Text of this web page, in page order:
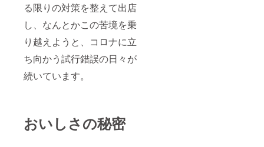
る限りの対策を整えて出店
し、なんとかこの苦境を乗
り越えようと、コロナに立
ち向かう試行錯誤の日々が
続いています。
おいしさの秘密